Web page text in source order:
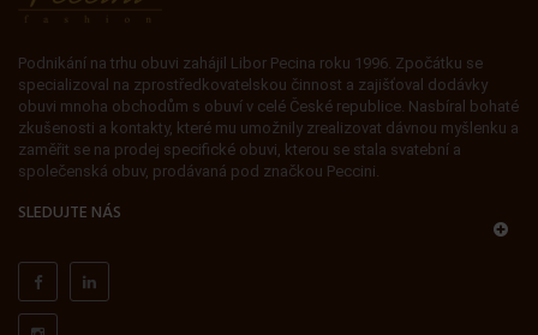
Podnikání na trhu obuvi zahájil Libor Pecina roku 1996. Zpočátku se
specializoval na zprostředkovatelskou činnost a zajišťoval dodávky
obuvi mnoha obchodům s obuví v celé České republice. Nasbíral bohaté
zkušenosti a kontakty, které mu umožnily zrealizovat dávnou myšlenku a
zaměřit se na prodej specifické obuvi, kterou se stala svatební a
společenská obuv, prodávaná pod značkou Peccini.
SLEDUJTE NÁS